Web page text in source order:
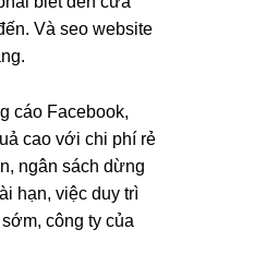
Và seo website
cáo Facebook,
cao với chi phí rẻ
ngân sách dừng
hạn, việc duy trì
công ty của